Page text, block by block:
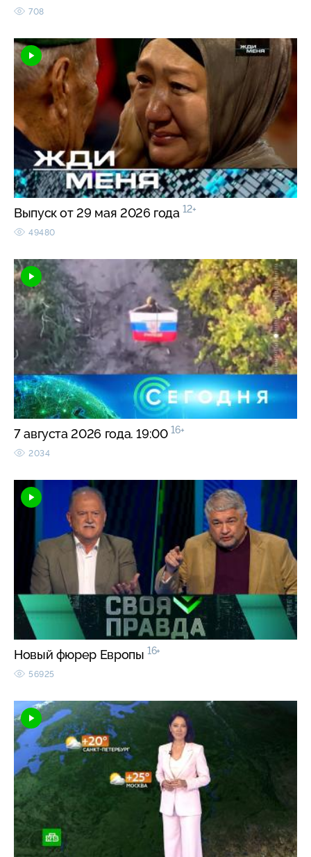
708
Выпуск от 29 мая 2026 года 12+
49480
7 августа 2026 года. 19:00 16+
2034
Новый фюрер Европы 16+
56925